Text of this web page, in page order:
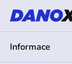
t
Informace